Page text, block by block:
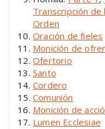
Transcripción
Orden
Oración de fieles
Monición de
Ofertorio
Santo
Cordero
Comunión
Monición de
Lumen Ecclesiae